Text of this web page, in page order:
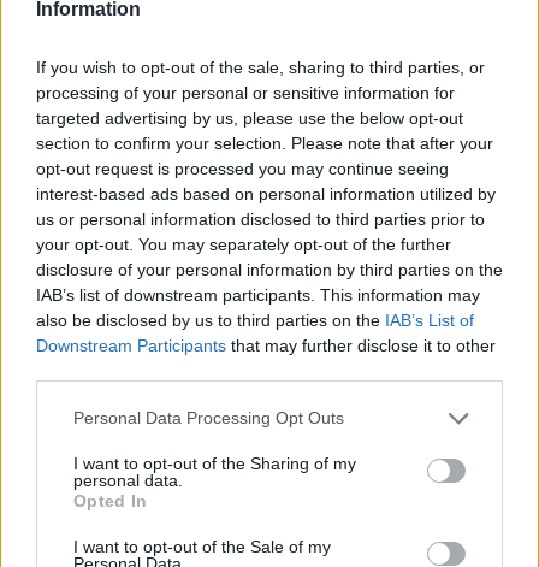
Information
If you wish to opt-out of the sale, sharing to third parties, or
processing of your personal or sensitive information for
targeted advertising by us, please use the below opt-out
section to confirm your selection. Please note that after your
opt-out request is processed you may continue seeing
interest-based ads based on personal information utilized by
us or personal information disclosed to third parties prior to
your opt-out. You may separately opt-out of the further
disclosure of your personal information by third parties on the
IAB’s list of downstream participants. This information may
also be disclosed by us to third parties on the IAB’s List of
Downstream Participants that may further disclose it to other
Personal Data Processing Opt Outs
I want to opt-out of the Sharing of my
personal data.
Opted In
I want to opt-out of the Sale of my
Personal Data.
FOTO/ Elinara Shehu në
zi, humbi njeriun e saj më
të shtrenjtë
17:11 / 24/07/2025
Sharon Stone në zi: Humb
nënën e saj në moshën
91-vjeçare
schedule 16:46 / 22/07/2025
“Squid Game 3” trondit me
skenën më të errët: Një
shpëtuar një tjetër jetë
11:54 / 02/07/2025
Historia e modeles në
“She’s on Top”: Mami vr*u
ne
schedule 15:01 / 16/06/2025